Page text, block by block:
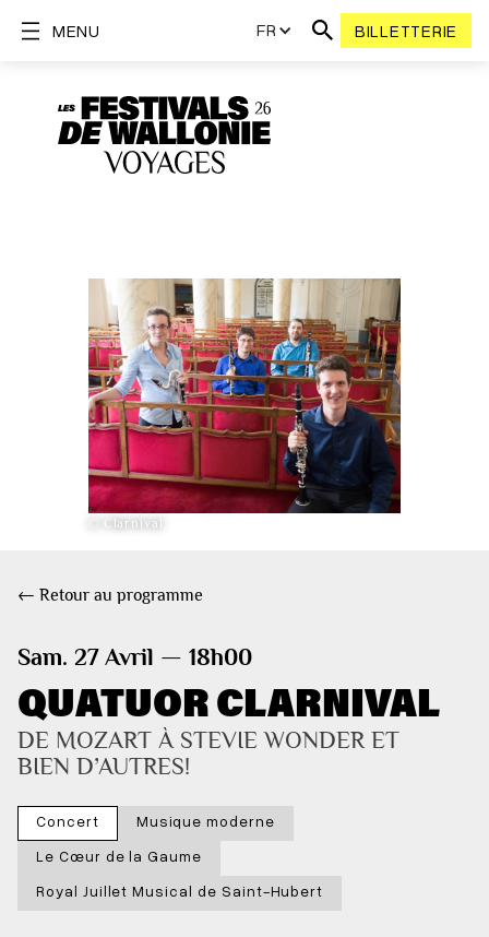
FR BILLETTERIE
MENU
© Clarnival
← Retour au programme
Sam. 27 Avril — 18h00
QUATUOR CLARNIVAL
DE MOZART À STEVIE WONDER ET
BIEN D’AUTRES!
Concert
Musique moderne
Le Cœur de la Gaume
Royal Juillet Musical de Saint-Hubert